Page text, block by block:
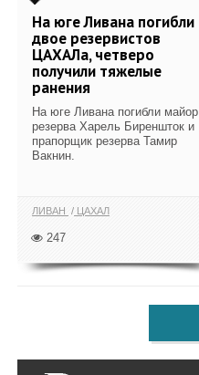
На юге Ливана погибли
двое резервистов
ЦАХАЛа, четверо
получили тяжелые
ранения
На юге Ливана погибли майор
резерва Харель Биреншток и
прапорщик резерва Тамир
Вакнин.
ЛИВАН ЦАХАЛ
247